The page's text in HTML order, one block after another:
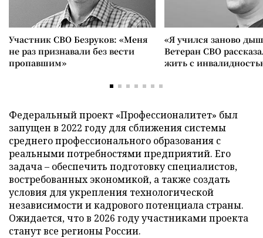
Участник СВО Безруков: «Меня
не раз признавали без вести
пропавшим»
«Я учился заново
Ветеран СВО
жить с
Федеральный проект «Профессионалитет» был
запущен в 2022 году для сближения системы
среднего профессионального образования с
реальными потребностями предприятий. Его
задача – обеспечить подготовку специалистов,
востребованных экономикой, а также создать
условия для укрепления технологической
независимости и кадрового потенциала страны.
Ожидается, что в 2026 году участниками проекта
станут все регионы России.